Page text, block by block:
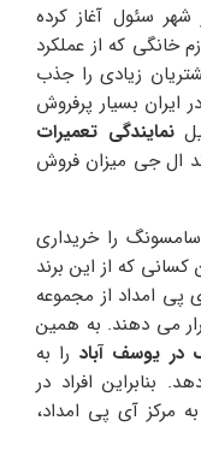
سئول آغاز کرده
خانگی که از عملکرد
زیادی را جذب
ایران بسیار پرفروش
نمایندگی تعمیرات
ال جی میزان فروش
را خریداری
کسانی که از این برند
پی امداد از مجموعه
می دهند. به همین
در یوسف آباد را به
افراد در
مرکز آی پی امداد،